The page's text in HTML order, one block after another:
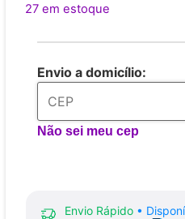
27 em estoque
Envio a domicílio:
Não sei meu cep
Envio Rápido •